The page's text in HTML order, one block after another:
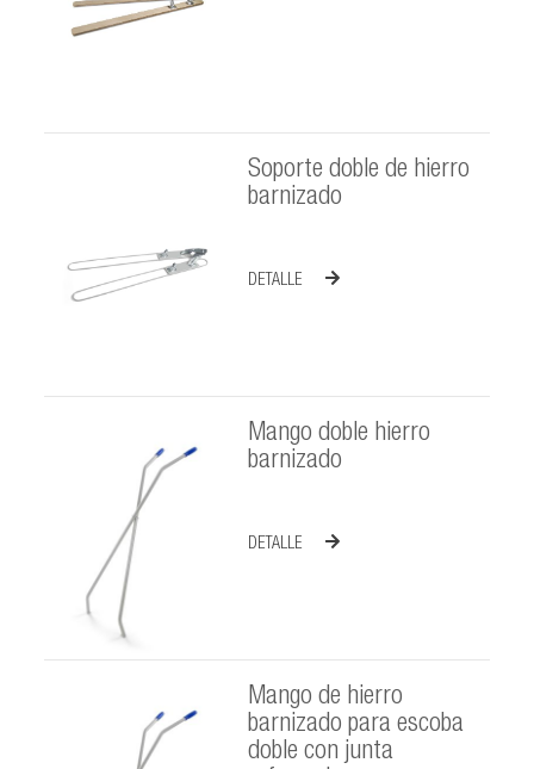
Soporte doble de hierro
barnizado
DETALLE
Mango doble hierro
barnizado
DETALLE
Mango de hierro
barnizado para escoba
doble con junta